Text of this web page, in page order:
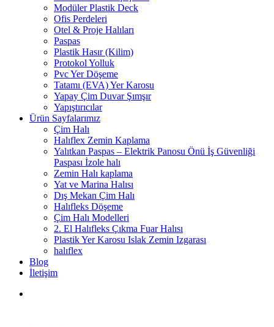
Modüler Plastik Deck
Ofis Perdeleri
Otel & Proje Halıları
Paspas
Plastik Hasır (Kilim)
Protokol Yolluk
Pvc Yer Döşeme
Tatamı (EVA) Yer Karosu
Yapay Çim Duvar Şımşır
Yapıştırıcılar
Ürün Sayfalarımız
Çim Halı
Halıflex Zemin Kaplama
Yalıtkan Paspas – Elektrik Panosu Önü İş Güvenliği
Paspası İzole halı
Zemin Halı kaplama
Yat ve Marina Halısı
Dış Mekan Çim Halı
Halıfleks Döşeme
Çim Halı Modelleri
2. El Halıfleks Çıkma Fuar Halısı
Plastik Yer Karosu Islak Zemin Izgarası
halıflex
Blog
İletişim